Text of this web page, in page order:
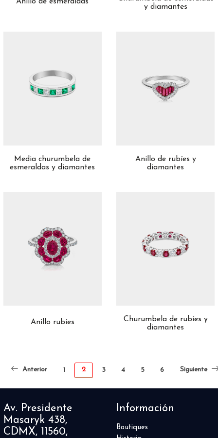
y diamantes
Media churumbela de
esmeraldas y diamantes
Anillo de rubíes y
diamantes
Anillo rubíes
Churumbela de rubíes y
diamantes
Anterior 1 2 3 4 5 6 Siguiente
Av. Presidente
Masaryk 438,
CDMX, 11560,
Información
Boutiques